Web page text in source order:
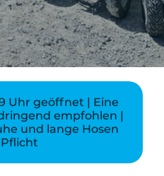
Uhr geöffnet | Eine
empfohlen |
und lange Hosen